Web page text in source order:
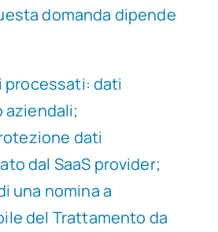
domanda dipende
processati: dati
aziendali;
dati
dal SaaS provider;
una nomina a
del Trattamento da